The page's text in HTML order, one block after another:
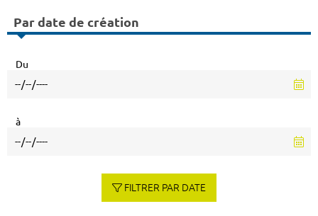
Par date de création
Du
à
FILTRER PAR DATE